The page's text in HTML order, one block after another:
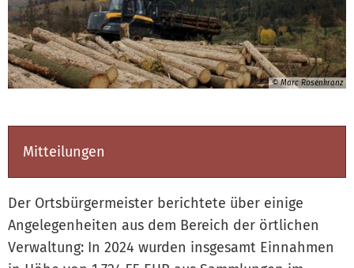
© Marc Rosenkranz
Mitteilungen
Der Ortsbürgermeister berichtete über einige
Angelegenheiten aus dem Bereich der örtlichen
Verwaltung: In 2024 wurden insgesamt Einnahmen